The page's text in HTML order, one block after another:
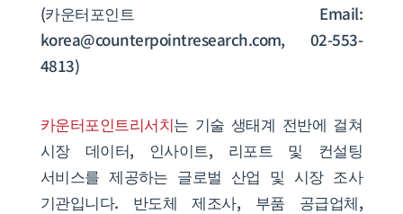
(카운터포인트 Email:
korea@counterpointresearch.com, 02-553-
4813)
카운터포인트리서치는 기술 생태계 전반에 걸쳐
시장 데이터, 인사이트, 리포트 및 컨설팅
서비스를 제공하는 글로벌 산업 및 시장 조사
기관입니다. 반도체 제조사, 부품 공급업체,